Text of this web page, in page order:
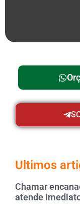
Ultimos
Chamar
atende